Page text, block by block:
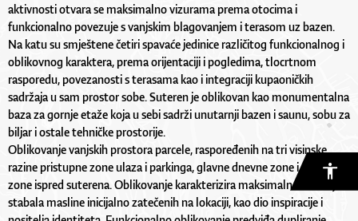
aktivnosti otvara se maksimalno vizurama prema otocima i
funkcionalno povezuje s vanjskim blagovanjem i terasom uz bazen.
Na katu su smještene četiri spavaće jedinice različitog funkcionalnog i
oblikovnog karaktera, prema orijentaciji i pogledima, tlocrtnom
rasporedu, povezanosti s terasama kao i integraciji kupaoničkih
sadržaja u sam prostor sobe. Suteren je oblikovan kao monumentalna
baza za gornje etaže koja u sebi sadrži unutarnji bazen i saunu, sobu za
biljar i ostale tehničke prostorije.
Oblikovanje vanjskih prostora parcele, raspoređenih na tri visinske
razine pristupne zone ulaza i parkinga, glavne dnevne zone i mirne
zone ispred suterena. Oblikovanje karakterizira maksimalno vračanje
stabala masline inicijalno zatečenih na lokaciji, kao dio inspiracije i